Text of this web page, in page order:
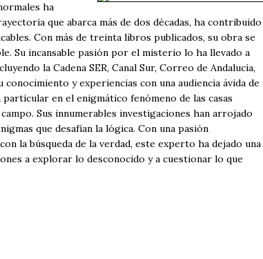
ha
que abarca más de dos décadas, ha contribuido
Con más de treinta libros publicados, su obra se
Su incansable pasión por el misterio lo ha llevado a
la Cadena SER, Canal Sur, Correo de Andalucía,
y experiencias con una audiencia ávida de
en el enigmático fenómeno de las casas
Sus innumerables investigaciones han arrojado
que desafían la lógica. Con una pasión
la búsqueda de la verdad, este experto ha dejado una
a explorar lo desconocido y a cuestionar lo que